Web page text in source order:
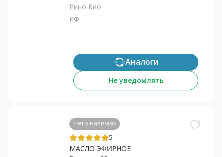
Рино Био
РФ
Аналоги
Не уведомлять
Нет в наличии
5
МАСЛО ЭФИРНОЕ